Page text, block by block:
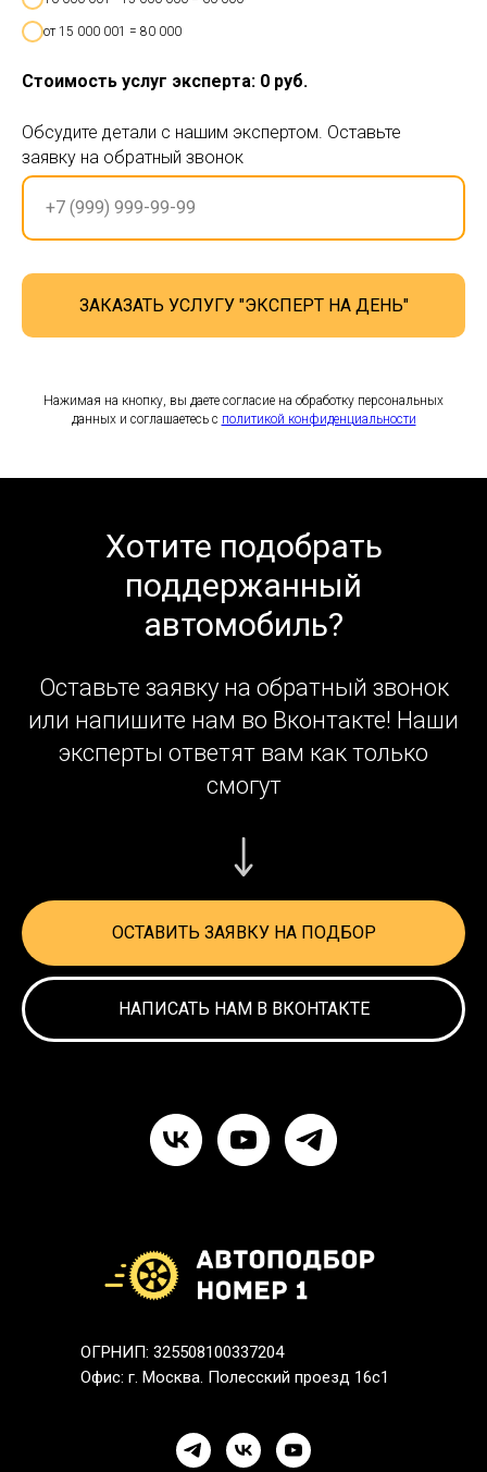
от 15 000 001 = 80 000
Стоимость услуг эксперта: 0 руб.
Обсудите детали с нашим экспертом. Оставьте
заявку на обратный звонок
ЗАКАЗАТЬ УСЛУГУ "ЭКСПЕРТ НА ДЕНЬ"
Нажимая на кнопку, вы даете согласие на обработку персональных
данных и соглашаетесь c политикой конфиденциальности
Хотите подобрать
поддержанный
автомобиль?
Оставьте заявку на обратный звонок
или напишите нам во Вконтакте! Наши
эксперты ответят вам как только
смогут
ОСТАВИТЬ ЗАЯВКУ НА ПОДБОР
НАПИСАТЬ НАМ В ВКОНТАКТЕ
ОГРНИП: 325508100337204
Офис: г. Москва. Полесский проезд 16с1